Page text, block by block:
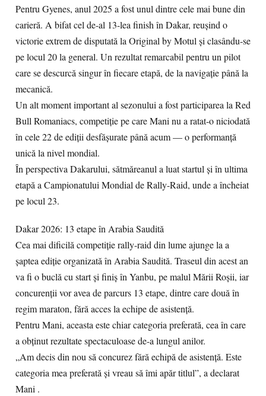
Pentru Gyenes, anul 2025 a fost unul dintre cele mai bune din
carieră. A bifat cel de-al 13-lea finish în Dakar, reușind o
victorie extrem de disputată la Original by Motul și clasându-se
pe locul 20 la general. Un rezultat remarcabil pentru un pilot
care se descurcă singur în fiecare etapă, de la navigație până la
mecanică.
Un alt moment important al sezonului a fost participarea la Red
Bull Romaniacs, competiție pe care Mani nu a ratat-o niciodată
în cele 22 de ediții desfășurate până acum — o performanță
unică la nivel mondial.
În perspectiva Dakarului, sătmăreanul a luat startul și în ultima
etapă a Campionatului Mondial de Rally-Raid, unde a încheiat
pe locul 23.
Dakar 2026: 13 etape în Arabia Saudită
Cea mai dificilă competiție rally-raid din lume ajunge la a
șaptea ediție organizată în Arabia Saudită. Traseul din acest an
va fi o buclă cu start și finiș în Yanbu, pe malul Mării Roșii, iar
concurenții vor avea de parcurs 13 etape, dintre care două în
regim maraton, fără acces la echipe de asistență.
Pentru Mani, aceasta este chiar categoria preferată, cea în care
a obținut rezultate spectaculoase de-a lungul anilor.
„Am decis din nou să concurez fără echipă de asistență. Este
categoria mea preferată și vreau să îmi apăr titlul”, a declarat
Mani .